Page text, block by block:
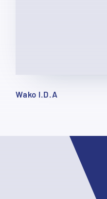
Wako I.D.A